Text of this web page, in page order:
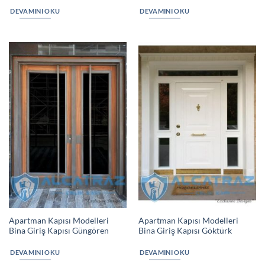
DEVAMINI OKU DEVAMINI OKU
Apartman Kapısı Modelleri
Bina Giriş Kapısı Güngören
DEVAMINI OKU
Apartman Kapısı Modelleri
Bina Giriş Kapısı Göktürk
DEVAMINI OKU